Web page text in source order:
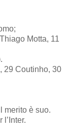
Motta, 11
29 Coutinho, 30
merito è suo.